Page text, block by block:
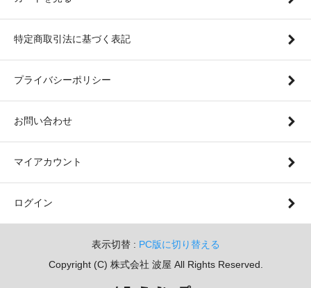
特定商取引法に基づく表記
プライバシーポリシー
お問い合わせ
マイアカウント
ログイン
表示切替 : PC版に切り替える
Copyright (C) 株式会社 波屋 All Rights Reserved.